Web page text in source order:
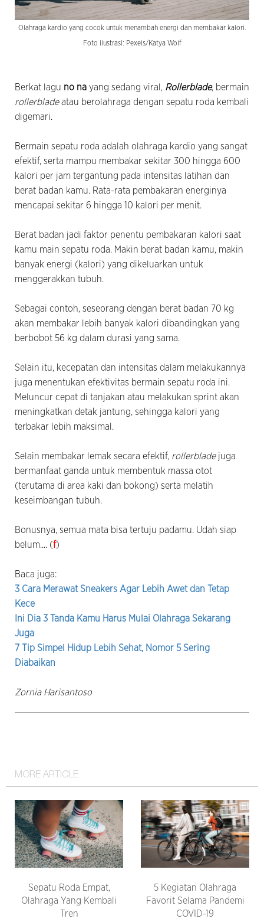
Olahraga kardio yang cocok untuk menambah energi dan membakar kalori.
Foto ilustrasi: Pexels/Katya Wolf
Berkat lagu no na yang sedang viral, Rollerblade, bermain
rollerbladeatau berolahraga dengan sepatu roda kembali
digemari.
Bermain sepatu roda adalah olahraga kardio yang sangat
efektif, serta mampu membakar sekitar 300 hingga 600
kalori per jam tergantung pada intensitas latihan dan
berat badan kamu. Rata-rata pembakaran energinya
mencapai sekitar 6 hingga 10 kalori per menit.
Berat badan jadi faktor penentu pembakaran kalori saat
kamu main sepatu roda. Makin berat badan kamu, makin
banyak energi (kalori) yang dikeluarkan untuk
menggerakkan tubuh.
Sebagai contoh, seseorang dengan berat badan 70 kg
akan membakar lebih banyak kalori dibandingkan yang
berbobot 56 kg dalam durasi yang sama.
Selain itu, kecepatan dan intensitas dalam melakukannya
juga menentukan efektivitas bermain sepatu roda ini.
Meluncur cepat di tanjakan atau melakukan sprint akan
meningkatkan detak jantung, sehingga kalori yang
terbakar lebih maksimal.
Selain membakar lemak secara efektif, rollerblade juga
bermanfaat ganda untuk membentuk massa otot
(terutama di area kaki dan bokong) serta melatih
keseimbangan tubuh.
Bonusnya, semua mata bisa tertuju padamu. Udah siap
belum.... (f)
Baca juga:
3 Cara Merawat Sneakers Agar Lebih Awet dan Tetap
Kece
Ini Dia 3 Tanda Kamu Harus Mulai Olahraga Sekarang
Juga
7 Tip Simpel Hidup Lebih Sehat, Nomor 5 Sering
Diabaikan
Zornia Harisantoso
MORE ARTICLE
Sepatu Roda Empat,
Olahraga Yang Kembali
Tren
5 Kegiatan Olahraga
Favorit Selama Pandemi
COVID-19